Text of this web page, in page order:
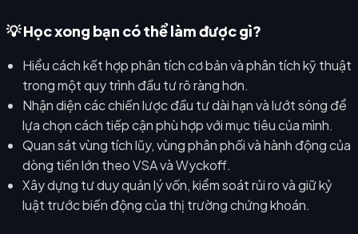
💡 Học xong bạn có thể làm được gì?
Hiểu cách kết hợp phân tích cơ bản và phân tích kỹ thuật
trong một quy trình đầu tư rõ ràng hơn.
Nhận diện các chiến lược đầu tư dài hạn và lướt sóng để
lựa chọn cách tiếp cận phù hợp với mục tiêu của mình.
Quan sát vùng tích lũy, vùng phân phối và hành động của
dòng tiền lớn theo VSA và Wyckoff.
Xây dựng tư duy quản lý vốn, kiểm soát rủi ro và giữ kỷ
luật trước biến động của thị trường chứng khoán.